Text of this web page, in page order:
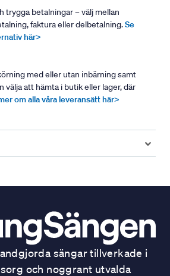
trygga betalningar – välj mellan
faktura eller delbetalning.Se
här>
med eller utan inbärning samt
välja att hämta i butik eller lager, där
om alla våra leveransätt här>
sängar tillverkade i
och noggrant utvalda